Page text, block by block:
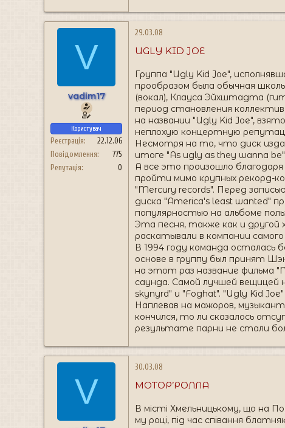
V
vadim17
Користувач
Реєстрація
22.12.06
Повідомлення
775
Репутація
0
29.03.08
UGLY KID JOE
Группа "Ugly Kid Joe",
прообразом была обычная
(вокал), Клауса Эйхштадта
период становления
на названии "Ugly Kid Joe",
неплохую концертную
Несмотря на то, что диск
итоге "As ugly as they wanna
А все это произошло
пройти мимо крупных рекорд-
"Mercury records". Перед
диска "America's least wanted"
популярностью на альбоме
Эта песня, также как и другой
раскатывали в компании
В 1994 году команда осталась
основе в группу был принят
на этот раз название фильма
саунда. Самой лучшей вещицей
skynyrd" и "Foghat". "Ugly Kid
Наплевав на мажоров,
кончился, то ли сказалось
результате парни не стали
V
30.03.08
МОТОР’РОЛЛА
В місті Хмельницькому, що на
му році, під час співання